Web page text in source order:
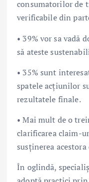
consumatorilor de
verificabile din
• 39% vor sa vadă
să ateste
• 35% sunt
spatele acțiunilor
rezultatele finale.
• Mai mult de o
clarificarea claim-
susținerea
În oglindă,